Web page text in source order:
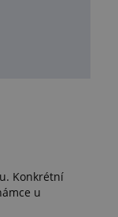
Konkrétní
u